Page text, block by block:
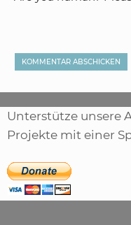
Unterstütze unsere
Projekte mit einer